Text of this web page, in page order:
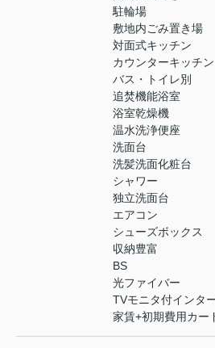
駐輪場
敷地内ごみ置き場
対面式キッチン
カウンターキッチン
バス・トイレ別
追焚機能浴室
浴室乾燥機
温水洗浄便座
洗面台
洗髪洗面化粧台
シャワー
独立洗面台
エアコン
シューズボックス
収納豊富
BS
光ファイバー
TVモニタ付インタ
家賃+初期費用カー